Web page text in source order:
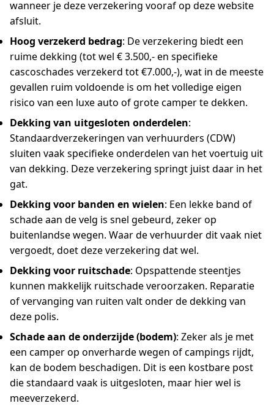
wanneer je deze verzekering vooraf op deze website
afsluit.
Hoog verzekerd bedrag: De verzekering biedt een
ruime dekking (tot wel € 3.500,- en specifieke
cascoschades verzekerd tot €7.000,-), wat in de meeste
gevallen ruim voldoende is om het volledige eigen
risico van een luxe auto of grote camper te dekken.
Dekking van uitgesloten onderdelen:
Standaardverzekeringen van verhuurders (CDW)
sluiten vaak specifieke onderdelen van het voertuig uit
van dekking. Deze verzekering springt juist daar in het
gat.
Dekking voor banden en wielen: Een lekke band of
schade aan de velg is snel gebeurd, zeker op
buitenlandse wegen. Waar de verhuurder dit vaak niet
vergoedt, doet deze verzekering dat wel.
Dekking voor ruitschade: Opspattende steentjes
kunnen makkelijk ruitschade veroorzaken. Reparatie
of vervanging van ruiten valt onder de dekking van
deze polis.
Schade aan de onderzijde (bodem): Zeker als je met
een camper op onverharde wegen of campings rijdt,
kan de bodem beschadigen. Dit is een kostbare post
die standaard vaak is uitgesloten, maar hier wel is
meeverzekerd.